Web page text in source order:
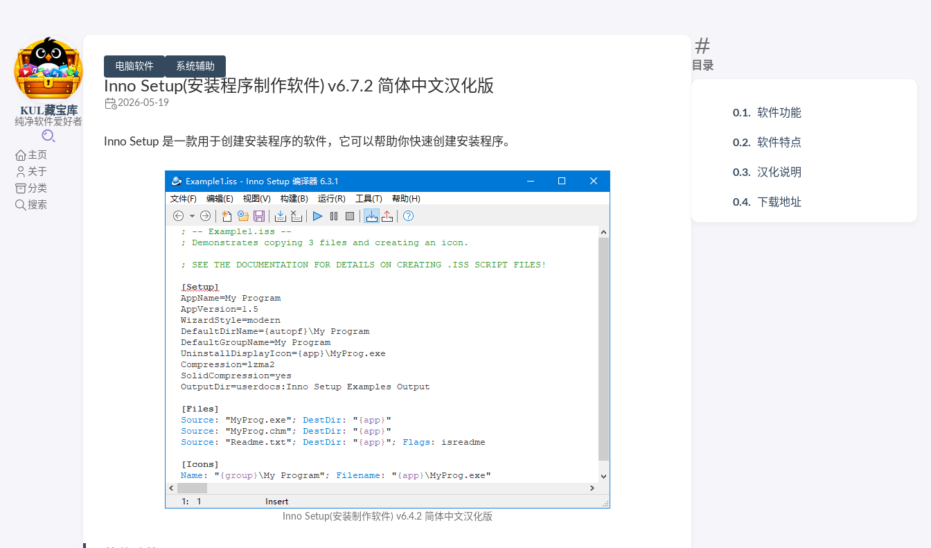
KUL藏宝库
纯净软件爱好者
主页
关于
分类
搜索
目录
软件功能
软件特点
汉化说明
下载地址
电脑软件 系统辅助
Inno Setup(安装程序制作软件) v6.7.2 简体中文汉化版
2026-05-19
Inno Setup 是一款用于创建安装程序的软件，它可以帮助你快速创建安装程序。
Inno Setup(安装制作软件) v6.4.2 简体中文汉化版